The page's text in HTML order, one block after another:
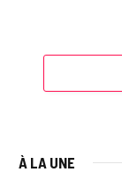
À LA UNE